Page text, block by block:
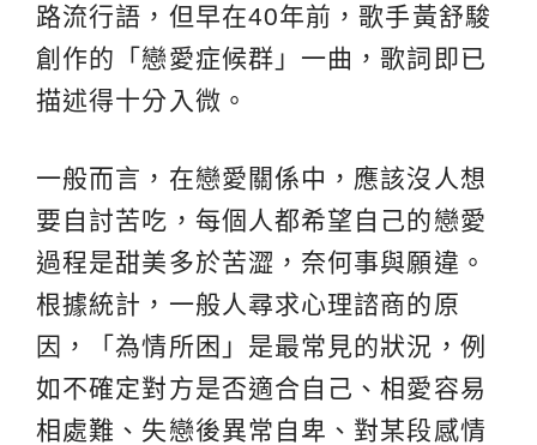
路流行語，但早在40年前，歌手黃舒駿
創作的「戀愛症候群」一曲，歌詞即已
描述得十分入微。
一般而言，在戀愛關係中，應該沒人想
要自討苦吃，每個人都希望自己的戀愛
過程是甜美多於苦澀，奈何事與願違。
根據統計，一般人尋求心理諮商的原
因，「為情所困」是最常見的狀況，例
如不確定對方是否適合自己、相愛容易
相處難、失戀後異常自卑、對某段感情